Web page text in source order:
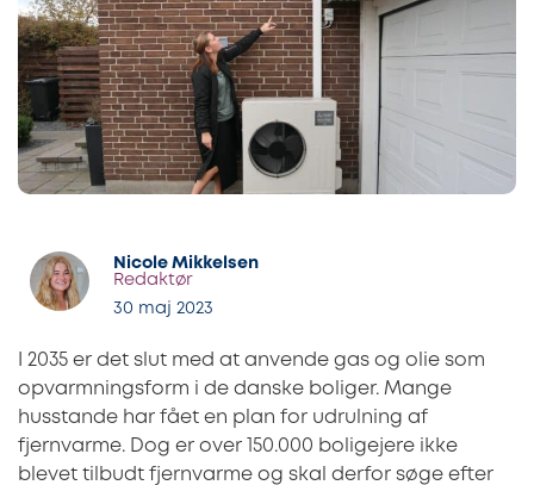
Nicole Mikkelsen
Redaktør
30 maj 2023
I 2035 er det slut med at anvende gas og olie som
opvarmningsform i de danske boliger. Mange
husstande har fået en plan for udrulning af
fjernvarme. Dog er over 150.000 boligejere ikke
blevet tilbudt fjernvarme og skal derfor søge efter